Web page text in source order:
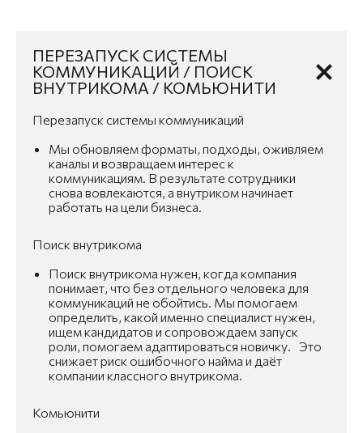
ПЕРЕЗАПУСК СИСТЕМЫ
КОММУНИКАЦИЙ / ПОИСК
ВНУТРИКОМА / КОМЬЮНИТИ
Перезапуск системы коммуникаций
Мы обновляем форматы, подходы, оживляем
каналы и возвращаем интерес к
коммуникациям. В результате сотрудники
снова вовлекаются, а внутриком начинает
работать на цели бизнеса.
Поиск внутрикома
Поиск внутрикома нужен, когда компания
понимает, что без отдельного человека для
коммуникаций не обойтись. Мы помогаем
определить, какой именно специалист нужен,
ищем кандидатов и сопровождаем запуск
роли, помогаем адаптироваться новичку. Это
снижает риск ошибочного найма и даёт
компании классного внутрикома.
Комьюнити